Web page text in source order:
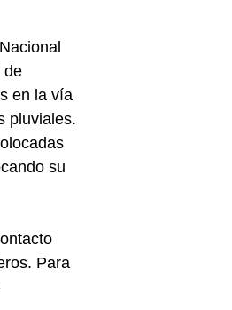
de
en la vía
pluviales.
su
Para